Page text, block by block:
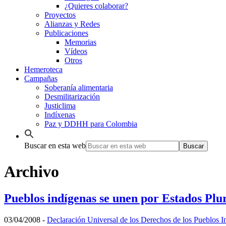
¿Quieres colaborar?
Proyectos
Alianzas y Redes
Publicaciones
Memorias
Vídeos
Otros
Hemeroteca
Campañas
Soberanía alimentaria
Desmilitarización
Justiclima
Indíxenas
Paz y DDHH para Colombia
Buscar en esta web
Archivo
Pueblos indígenas se unen por Estados
03/04/2008 - Declaración Universal de los Derechos de los Pueblos